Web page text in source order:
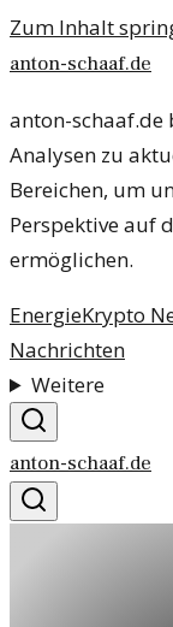
Zum Inhalt
anton-schaaf.de
anton-
Analysen zu
Bereichen, um
Perspektive auf
ermöglichen.
EnergieKrypto
Nachrichten
Weitere
anton-schaaf.de